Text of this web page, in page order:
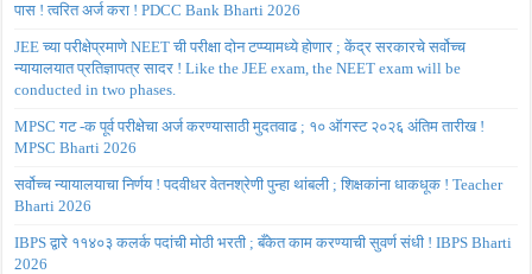
पास ! त्वरित अर्ज करा ! PDCC Bank Bharti 2026
JEE च्या परीक्षेप्रमाणे NEET ची परीक्षा दोन टप्प्यामध्ये होणार ; केंद्र सरकारचे सर्वोच्च
न्यायालयात प्रतिज्ञापत्र सादर ! Like the JEE exam, the NEET exam will be
conducted in two phases.
MPSC गट -क पूर्व परीक्षेचा अर्ज करण्यासाठी मुदतवाढ ; १० ऑगस्ट २०२६ अंतिम तारीख !
MPSC Bharti 2026
सर्वोच्च न्यायालयाचा निर्णय ! पदवीधर वेतनश्रेणी पुन्हा थांबली ; शिक्षकांना धाकधूक ! Teacher
Bharti 2026
IBPS द्वारे ११४०३ कलर्क पदांची मोठी भरती ; बँकेत काम करण्याची सुवर्ण संधी ! IBPS Bharti
2026